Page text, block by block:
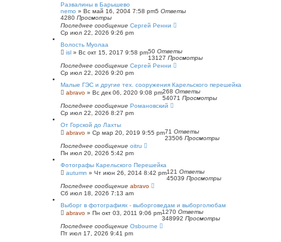
Развалины в Барышево
nemo » Вс май 16, 2004 7:58 pm5 Ответы
4280 Просмотры
Последнее сообщение Сергей Ренни
Ср июл 22, 2026 9:26 pm
Волость Муолаа
isl » Вс окт 15, 2017 9:58 pm50 Ответы
13127 Просмотры
Последнее сообщение Сергей Ренни
Ср июл 22, 2026 9:20 pm
Малые ГЭС и другие тех. сооружения Карельского перешейка
abravo » Вс дек 06, 2020 9:08 pm268 Ответы
54071 Просмотры
Последнее сообщение Романовский
Ср июл 22, 2026 8:27 pm
От Горской до Лахты
abravo » Ср мар 20, 2019 9:55 pm71 Ответы
23506 Просмотры
Последнее сообщение oitru
Пн июл 20, 2026 5:42 pm
Фотографы Карельского Перешейка
autumn » Чт июн 26, 2014 8:42 pm121 Ответы
45039 Просмотры
Последнее сообщение abravo
Сб июл 18, 2026 7:13 am
Выборг в фотографиях - выборговедам и выборголюбам
abravo » Пн окт 03, 2011 9:06 pm1270 Ответы
348992 Просмотры
Последнее сообщение Osbourne
Пт июл 17, 2026 9:41 pm